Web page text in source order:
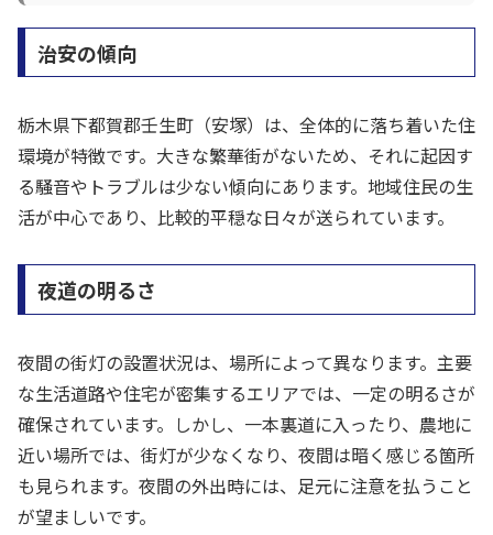
治安の傾向
栃木県下都賀郡壬生町（安塚）は、全体的に落ち着いた住
環境が特徴です。大きな繁華街がないため、それに起因す
る騒音やトラブルは少ない傾向にあります。地域住民の生
活が中心であり、比較的平穏な日々が送られています。
夜道の明るさ
夜間の街灯の設置状況は、場所によって異なります。主要
な生活道路や住宅が密集するエリアでは、一定の明るさが
確保されています。しかし、一本裏道に入ったり、農地に
近い場所では、街灯が少なくなり、夜間は暗く感じる箇所
も見られます。夜間の外出時には、足元に注意を払うこと
が望ましいです。